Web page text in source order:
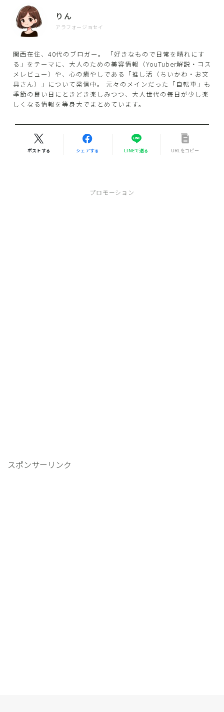
りん
アラフォージョセイ
関西在住、40代のブロガー。 「好きなもので日常を晴れにす
る」をテーマに、大人のための美容情報（YouTuber解説・コス
メレビュー）や、心の癒やしである「推し活（ちいかわ・お文
具さん）」について発信中。 元々のメインだった「自転車」も
季節の良い日にときどき楽しみつつ、大人世代の毎日が少し楽
しくなる情報を等身大でまとめています。
ポストする シェアする LINEで送る URLをコピー
プロモーション
スポンサーリンク